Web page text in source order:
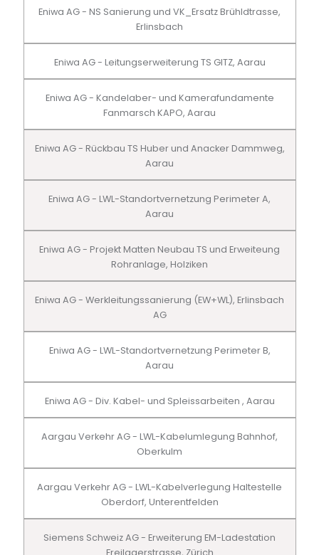
Eniwa AG - NS Sanierung und VK_Ersatz Brühldtrasse,
Erlinsbach
Eniwa AG - Leitungserweiterung TS GITZ, Aarau
Eniwa AG - Kandelaber- und Kamerafundamente
Fanmarsch KAPO, Aarau
Eniwa AG - Rückbau TS Huber und Anacker Dammweg,
Aarau
Eniwa AG - LWL-Standortvernetzung Perimeter A,
Aarau
Eniwa AG - Projekt Matten Neubau TS und Erweiteung
Rohranlage, Holziken
Eniwa AG - Werkleitungssanierung (EW+WL), Erlinsbach
AG
Eniwa AG - LWL-Standortvernetzung Perimeter B,
Aarau
Eniwa AG - Div. Kabel- und Spleissarbeiten , Aarau
Aargau Verkehr AG - LWL-Kabelumlegung Bahnhof,
Oberkulm
Aargau Verkehr AG - LWL-Kabelverlegung Haltestelle
Oberdorf, Unterentfelden
Siemens Schweiz AG - Erweiterung EM-Ladestation
Freilagerstrasse, Zürich